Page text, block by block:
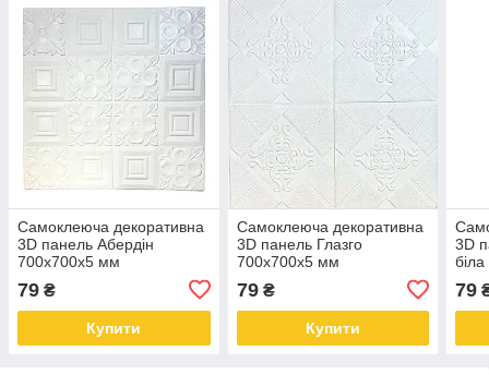
Самоклеюча декоративна
3D панель Абердін
700x700x5 мм
79 ₴
Купити
Самоклеюча декоративна
3D панель Глазго
700x700x5 мм
79₴
Купити
3D
79